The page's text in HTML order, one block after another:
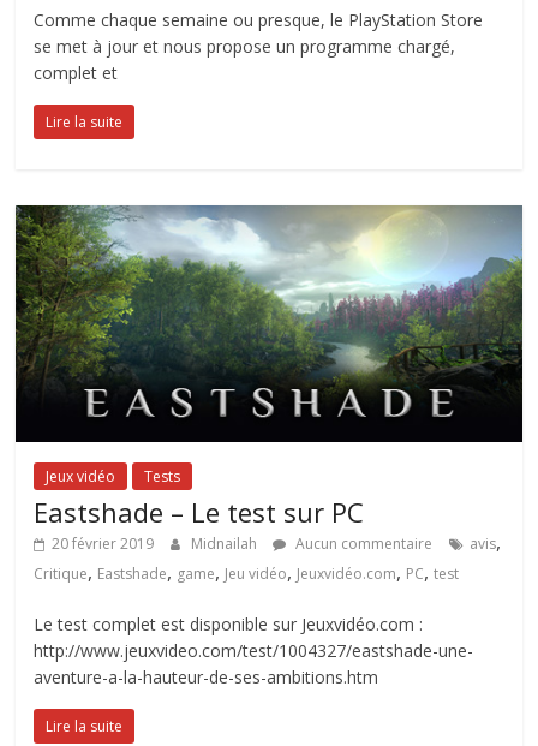
Comme chaque semaine ou presque, le PlayStation Store
se met à jour et nous propose un programme chargé,
complet et
Lire la suite
Jeux vidéo Tests
Eastshade – Le test sur PC
20 février 2019 Midnailah Aucun commentaire avis,
Critique, Eastshade, game, Jeu vidéo, Jeuxvidéo.com, PC,test
Le test complet est disponible sur Jeuxvidéo.com :
http://www.jeuxvideo.com/test/1004327/eastshade-une-
aventure-a-la-hauteur-de-ses-ambitions.htm
Lire la suite